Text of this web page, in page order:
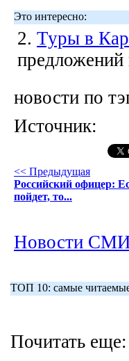
Это интересно:
2. Туры в
новости по
Источник:
<< Предыдущая
Российский офицер:
пойдет, то...
Новости
ТОП 10: самые читаемые
Почитать еще: